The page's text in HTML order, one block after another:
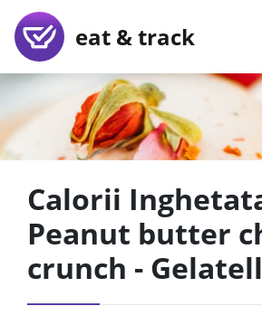
eat & track
Calorii
Peanut butter
crunch -